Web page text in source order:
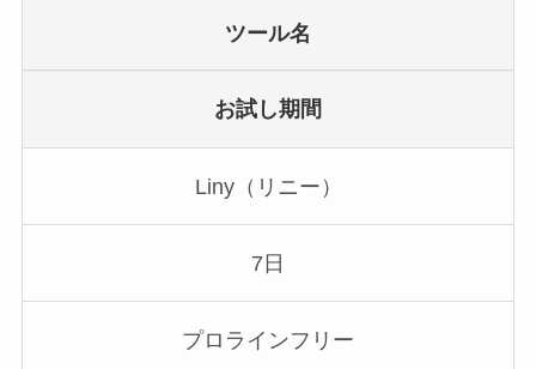
ツール名
お試し期間
Liny（リニー）
7日
プロラインフリー